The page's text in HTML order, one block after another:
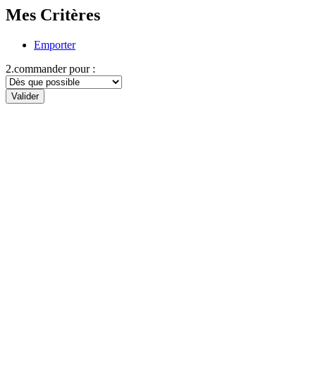
Mes Critères
Emporter
2.commander pour :
Valider